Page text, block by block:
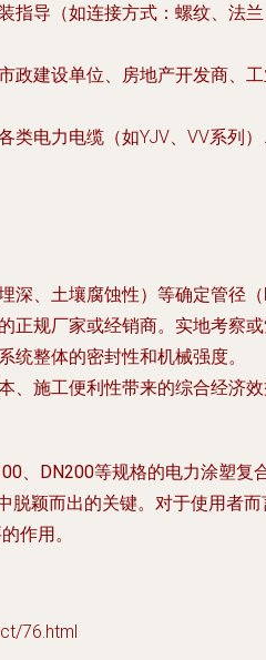
指导（如连接方式：螺纹、法
政建设单位、房地产开发商、
电力电缆（如YJV、VV系列
、土壤腐蚀性）等确定管径
规厂家或经销商。实地考察或
统整体的密封性和机械强度。
施工便利性带来的综合经济效
、DN200等规格的电力涂塑复
脱颖而出的关键。对于使用者
作用。
76.html